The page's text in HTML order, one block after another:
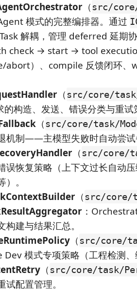
（ src/
模式的完整编排器。通过
解耦，管理 deferred 延期
check → start → tool
）、compile 反馈闭环、
（ src/core/
的构造、发送、错误分类与重试
（ src/core/task/
机制——主模型失败时自动尝试
（ src/core/
误恢复策略（上下文过长自动
。
（ src/core/
：
构建与结果汇总。
（ src/core/
Dev 模式专项策略（工程检测
（ src/core/task/
试配置管理。